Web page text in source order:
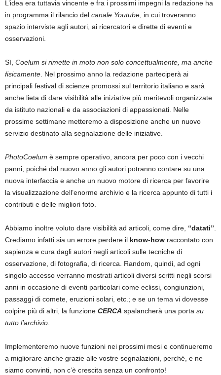
L’idea era tuttavia vincente e fra i prossimi impegni la redazione ha
in programma il rilancio del canale Youtube , in cui troveranno
spazio interviste agli autori, ai ricercatori e dirette di eventi e
osservazioni.
Sì, Coelum si rimette in moto non solo concettualmente, ma anche
fisicamente . Nel prossimo anno la redazione parteciperà ai
principali festival di scienze promossi sul territorio italiano e sarà
anche lieta di dare visibilità alle iniziative più meritevoli organizzate
da istituto nazionali e da associazioni di appassionati. Nelle
prossime settimane metteremo a disposizione anche un nuovo
servizio destinato alla segnalazione delle iniziative.
PhotoCoelum è sempre operativo, ancora per poco con i vecchi
panni, poiché dal nuovo anno gli autori potranno contare su una
nuova interfaccia e anche un nuovo motore di ricerca per favorire
la visualizzazione dell’enorme archivio e la ricerca appunto di tutti i
contributi e delle migliori foto.
Abbiamo inoltre voluto dare visibilità ad articoli, come dire, “datati”
Crediamo infatti sia un errore perdere il know-how raccontato con
sapienza e cura dagli autori negli articoli sulle tecniche di
osservazione, di fotografia, di ricerca. Random, quindi, ad ogni
singolo accesso verranno mostrati articoli diversi scritti negli scorsi
anni in occasione di eventi particolari come eclissi, congiunzioni,
passaggi di comete, eruzioni solari, etc.; e se un tema vi dovesse
colpire più di altri, la funzione CERCA spalancherà una porta su
tutto l’archivio
Implementeremo nuove funzioni nei prossimi mesi e continueremo
a migliorare anche grazie alle vostre segnalazioni, perché, e ne
siamo convinti, non c’è crescita senza un confronto!